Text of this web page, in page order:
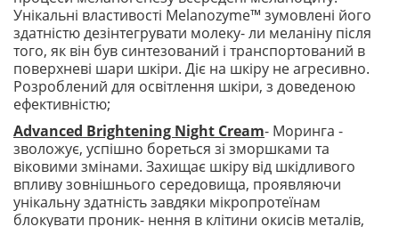
Унікальні властивості Melanozyme™ зумовлені його
здатністю дезінтегрувати молеку- ли меланіну після
того, як він був синтезований і транспортований в
поверхневі шари шкіри. Діє на шкіру не агресивно.
Розроблений для освітлення шкіри, з доведеною
ефективністю;
Advanced Brightening Night Cream- Моринга -
зволожує, успішно бореться зі зморшками та
віковими змінами. Захищає шкіру від шкідливого
впливу зовнішнього середовища, проявляючи
унікальну здатність завдяки мікропротеїнам
блокувати проник- нення в клітини окисів металів,